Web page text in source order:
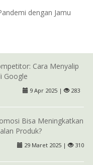
dengan Jamu
Cara Menyalip
Google
9 Apr 2025 | 283
Bisa Meningkatkan
Produk?
29 Maret 2025 | 310